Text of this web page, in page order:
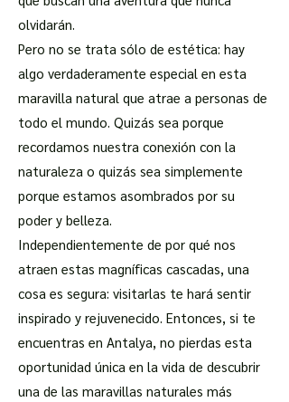
olvidarán.
Pero no se trata sólo de estética: hay
algo verdaderamente especial en esta
maravilla natural que atrae a personas de
todo el mundo. Quizás sea porque
recordamos nuestra conexión con la
naturaleza o quizás sea simplemente
porque estamos asombrados por su
poder y belleza.
Independientemente de por qué nos
atraen estas magníficas cascadas, una
cosa es segura: visitarlas te hará sentir
inspirado y rejuvenecido. Entonces, si te
encuentras en Antalya, no pierdas esta
oportunidad única en la vida de descubrir
una de las maravillas naturales más